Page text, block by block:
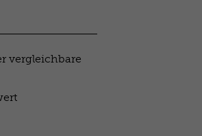
vergleichbare